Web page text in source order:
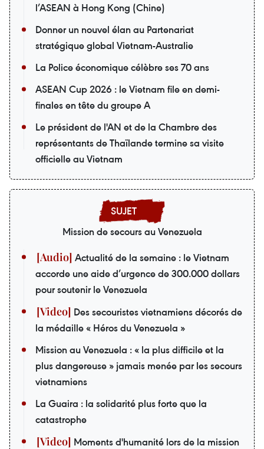
l’ASEAN à Hong Kong (Chine)
Donner un nouvel élan au Partenariat
stratégique global Vietnam-Australie
La Police économique célèbre ses 70 ans
ASEAN Cup 2026 : le Vietnam file en demi-
finales en tête du groupe A
Le président de l'AN et de la Chambre des
représentants de Thaïlande termine sa visite
officielle au Vietnam
Mission de secours au Venezuela
Actualité de la semaine : le Vietnam
accorde une aide d’urgence de 300.000 dollars
pour soutenir le Venezuela
Des secouristes vietnamiens décorés de
la médaille « Héros du Venezuela »
Mission au Venezuela : « la plus difficile et la
plus dangereuse » jamais menée par les secours
vietnamiens
La Guaira : la solidarité plus forte que la
catastrophe
Moments d'humanité lors de la mission